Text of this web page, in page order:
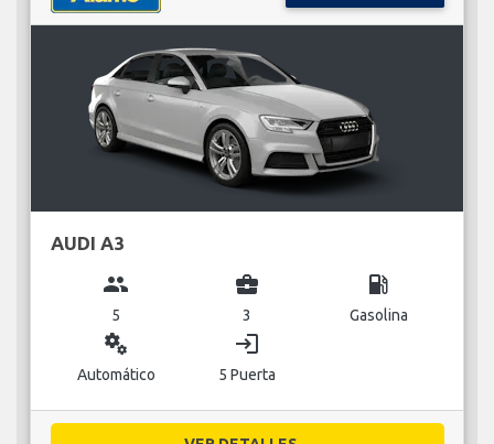
AUDI A3
group
5
business_center
3
local_gas_station
Gasolina
miscellaneous_services
Automático
login
5 Puerta